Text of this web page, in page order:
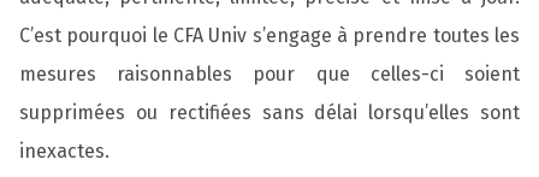
C’est pourquoi le CFA Univ s’engage à prendre toutes les
mesures raisonnables pour que celles-ci soient
supprimées ou rectifiées sans délai lorsqu’elles sont
inexactes.